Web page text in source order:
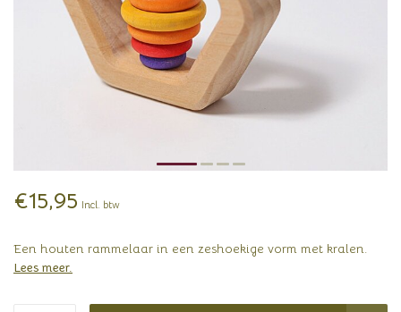
€15,95 Incl. btw
Een houten rammelaar in een zeshoekige vorm met kralen.
Lees meer.